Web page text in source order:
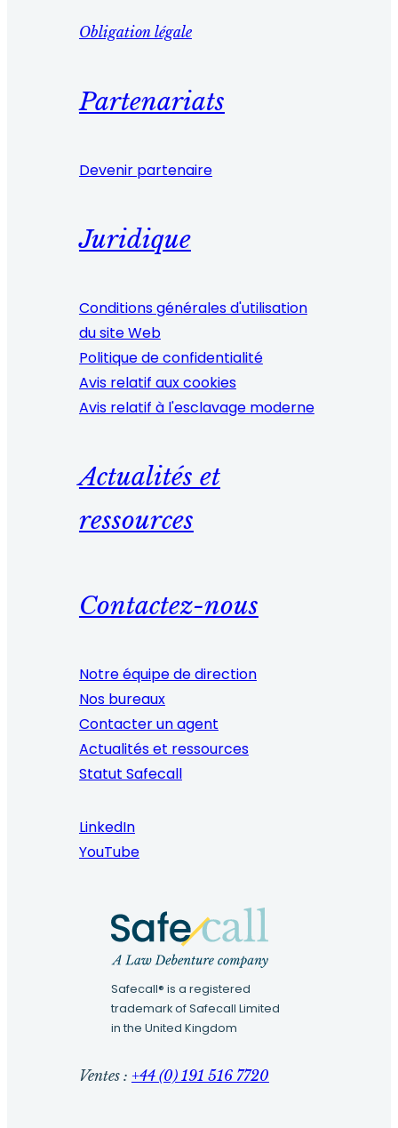
Obligation légale
Partenariats
Devenir partenaire
Juridique
Conditions générales d'utilisation
du site Web
Politique de confidentialité
Avis relatif aux cookies
Avis relatif à l'esclavage moderne
Actualités et
ressources
Contactez-nous
Notre équipe de direction
Nos bureaux
Contacter un agent
Actualités et ressources
Statut Safecall
LinkedIn
YouTube
Safecall® is a registered
trademark of Safecall Limited
in the United Kingdom
Ventes : +44 (0) 191 516 7720